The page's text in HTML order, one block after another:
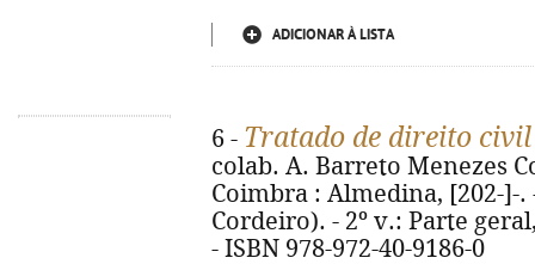
ADICIONAR À LISTA
6 - Tratado de direito civil
colab. A. Barreto Menezes
Coimbra : Almedina, [202-]-.
Cordeiro). - 2º v.: Parte
- ISBN 978-972-40-9186-0